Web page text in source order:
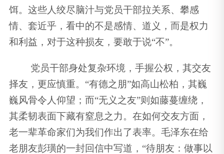
饵。这些人绞尽脑汁与党员干部拉关系、攀感
情、套近乎，看中的不是感情、道义，而是权力
和利益，对于这种损友，要敢于说“不”。
党员干部身处复杂环境，手握公权，其交友
择友，更应慎重。“有德之朋”如高山松柏，其巍
巍风骨令人仰望；而“无义之友”则如藤蔓缠绕，
其柔韧表面下藏有窒息之力。在如何交友方面，
老一辈革命家们为我们作出了表率。毛泽东在给
老朋友彭璜的一封回信中写道，“待朋友：做事以